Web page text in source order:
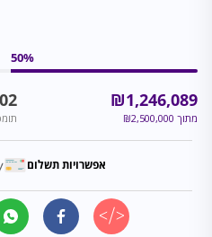
50%
₪1,246,089
מתוך ₪2,500,000
אפשרויות תשלום